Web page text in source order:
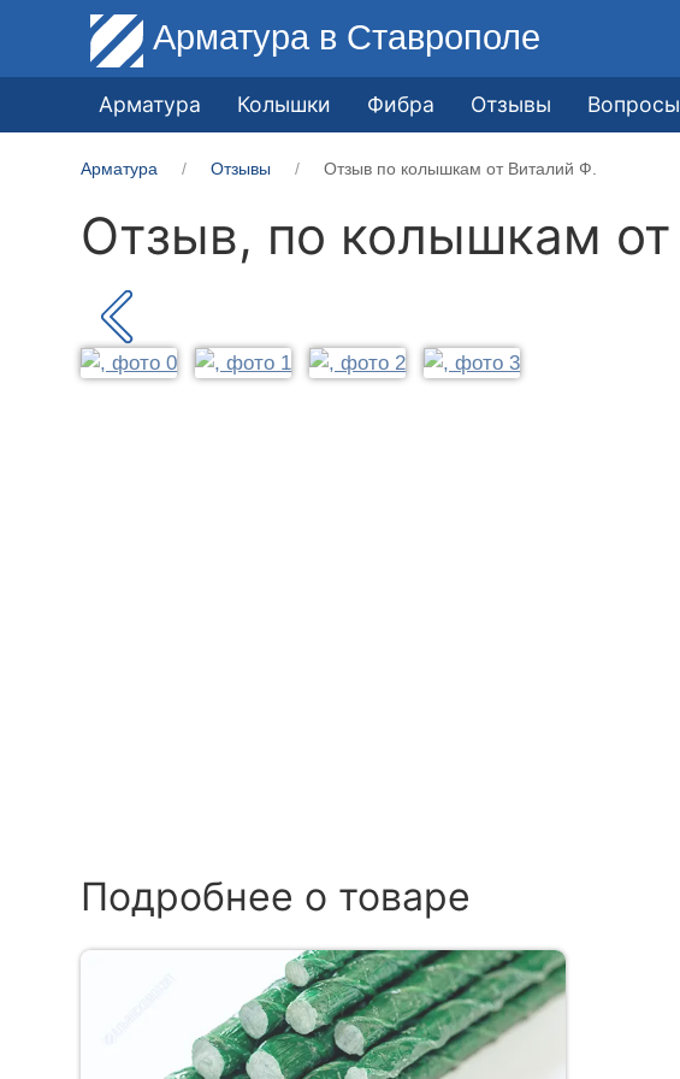
Арматура в Ставрополе
Арматура Колышки Фибра Отзывы Вопросы
Арматура Отзывы Отзыв по колышкам от Виталий Ф.
Отзыв, по колышкам от
Подробнее о товаре